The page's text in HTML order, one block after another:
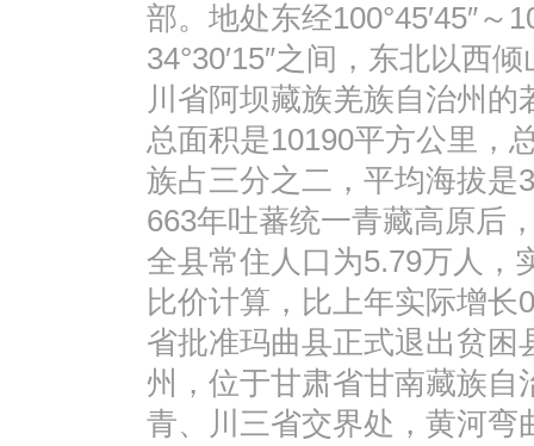
部。地处东经100°45′45″～
34°30′15″之间，东北以西
川省阿坝藏族羌族自治州
总面积是10190平方公里，
族占三分之二，平均海拔是
663年吐蕃统一青藏高原后
全县常住人口为5.79万人，
比价计算，比上年实际增长
省批准玛曲县正式退出贫困
州，位于甘肃省甘南藏族自
青、川三省交界处，黄河弯